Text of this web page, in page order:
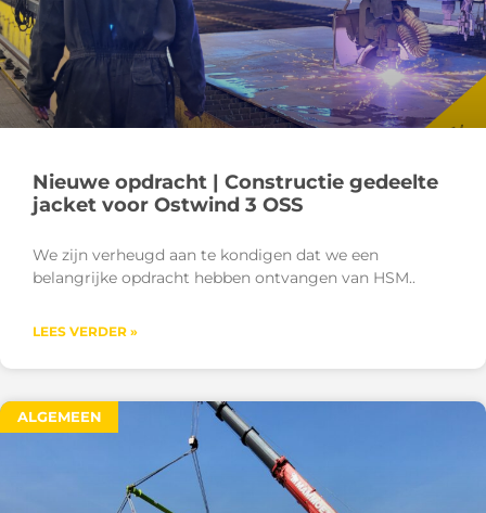
Nieuwe opdracht | Constructie gedeelte
jacket voor Ostwind 3 OSS
We zijn verheugd aan te kondigen dat we een
belangrijke opdracht hebben ontvangen van HSM
LEES VERDER »
ALGEMEEN